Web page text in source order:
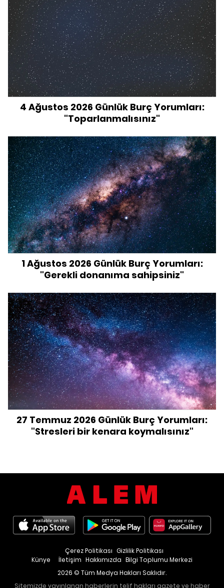
4 Ağustos 2026 Günlük Burç Yorumları:
"Toparlanmalısınız"
1 Ağustos 2026 Günlük Burç Yorumları:
"Gerekli donanıma sahipsiniz"
27 Temmuz 2026 Günlük Burç Yorumları:
"Stresleri bir kenara koymalısınız"
Künye İletişim Hakkımızda Bilgi Toplumu Merkezi
Çerez Politikası Gizlilik Politikası
2026 © Tüm Medya Hakları Saklıdır.
Sitemizde yayınlanan haberlerin telif hakları gazete ve haber